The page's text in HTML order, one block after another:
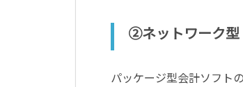
②ネットワーク型
パッケージ型会計ソフト